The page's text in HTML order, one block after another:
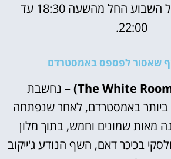
שעות פעילות: כל השבוע החל מהשעה 18:30 עד
22:00.
שאסור לפספס באמסטרדם
– נחשבת
ביותר באמסטרדם, לאחר שנפתחה
מאות שמונים וחמש, בתוך מלון
בכיכר דאם, השף הנודע ג'ייקוב